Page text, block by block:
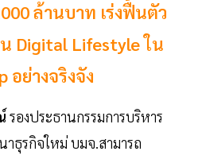
ล้านบาท เร่งฟื้นตัว
Digital Lifestyle ใน
ย่างจริงจัง
รองประธานกรรมการบริหาร
ธุรกิจใหม่ บมจ.สามารถ